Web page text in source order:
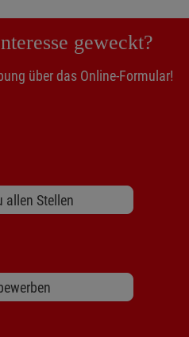
geweckt?
über das Online-Formular!
allen Stellen